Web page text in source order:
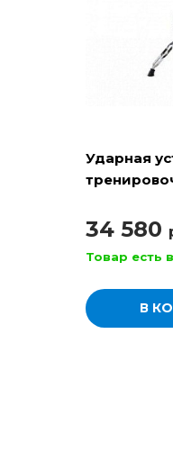
Ударная
34 580
Товар есть
В